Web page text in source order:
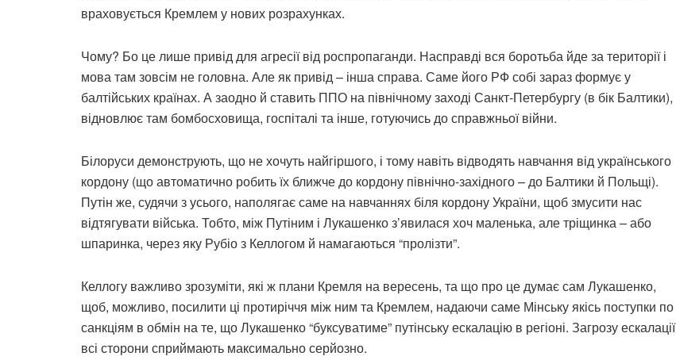
враховується Кремлем у нових розрахунках.
Чому? Бо це лише привід для агресії від роспропаганди. Насправді вся боротьба йде за території і
мова там зовсім не головна. Але як привід – інша справа. Саме його РФ собі зараз формує у
балтійських країнах. А заодно й ставить ППО на північному заході Санкт-Петербургу (в бік Балтики),
відновлює там бомбосховища, госпіталі та інше, готуючись до справжньої війни.
Білоруси демонструють, що не хочуть найгіршого, і тому навіть відводять навчання від українського
кордону (що автоматично робить їх ближче до кордону північно-західного – до Балтики й Польщі).
Путін же, судячи з усього, наполягає саме на навчаннях біля кордону України, щоб змусити нас
відтягувати війська. Тобто, між Путіним і Лукашенко з’явилася хоч маленька, але тріщинка – або
шпаринка, через яку Рубіо з Келлогом й намагаються “пролізти”.
Келлогу важливо зрозуміти, які ж плани Кремля на вересень, та що про це думає сам Лукашенко,
щоб, можливо, посилити ці протиріччя між ним та Кремлем, надаючи саме Мінську якісь поступки по
санкціям в обмін на те, що Лукашенко “буксуватиме” путінську ескалацію в регіоні. Загрозу ескалації
всі сторони сприймають максимально серйозно.